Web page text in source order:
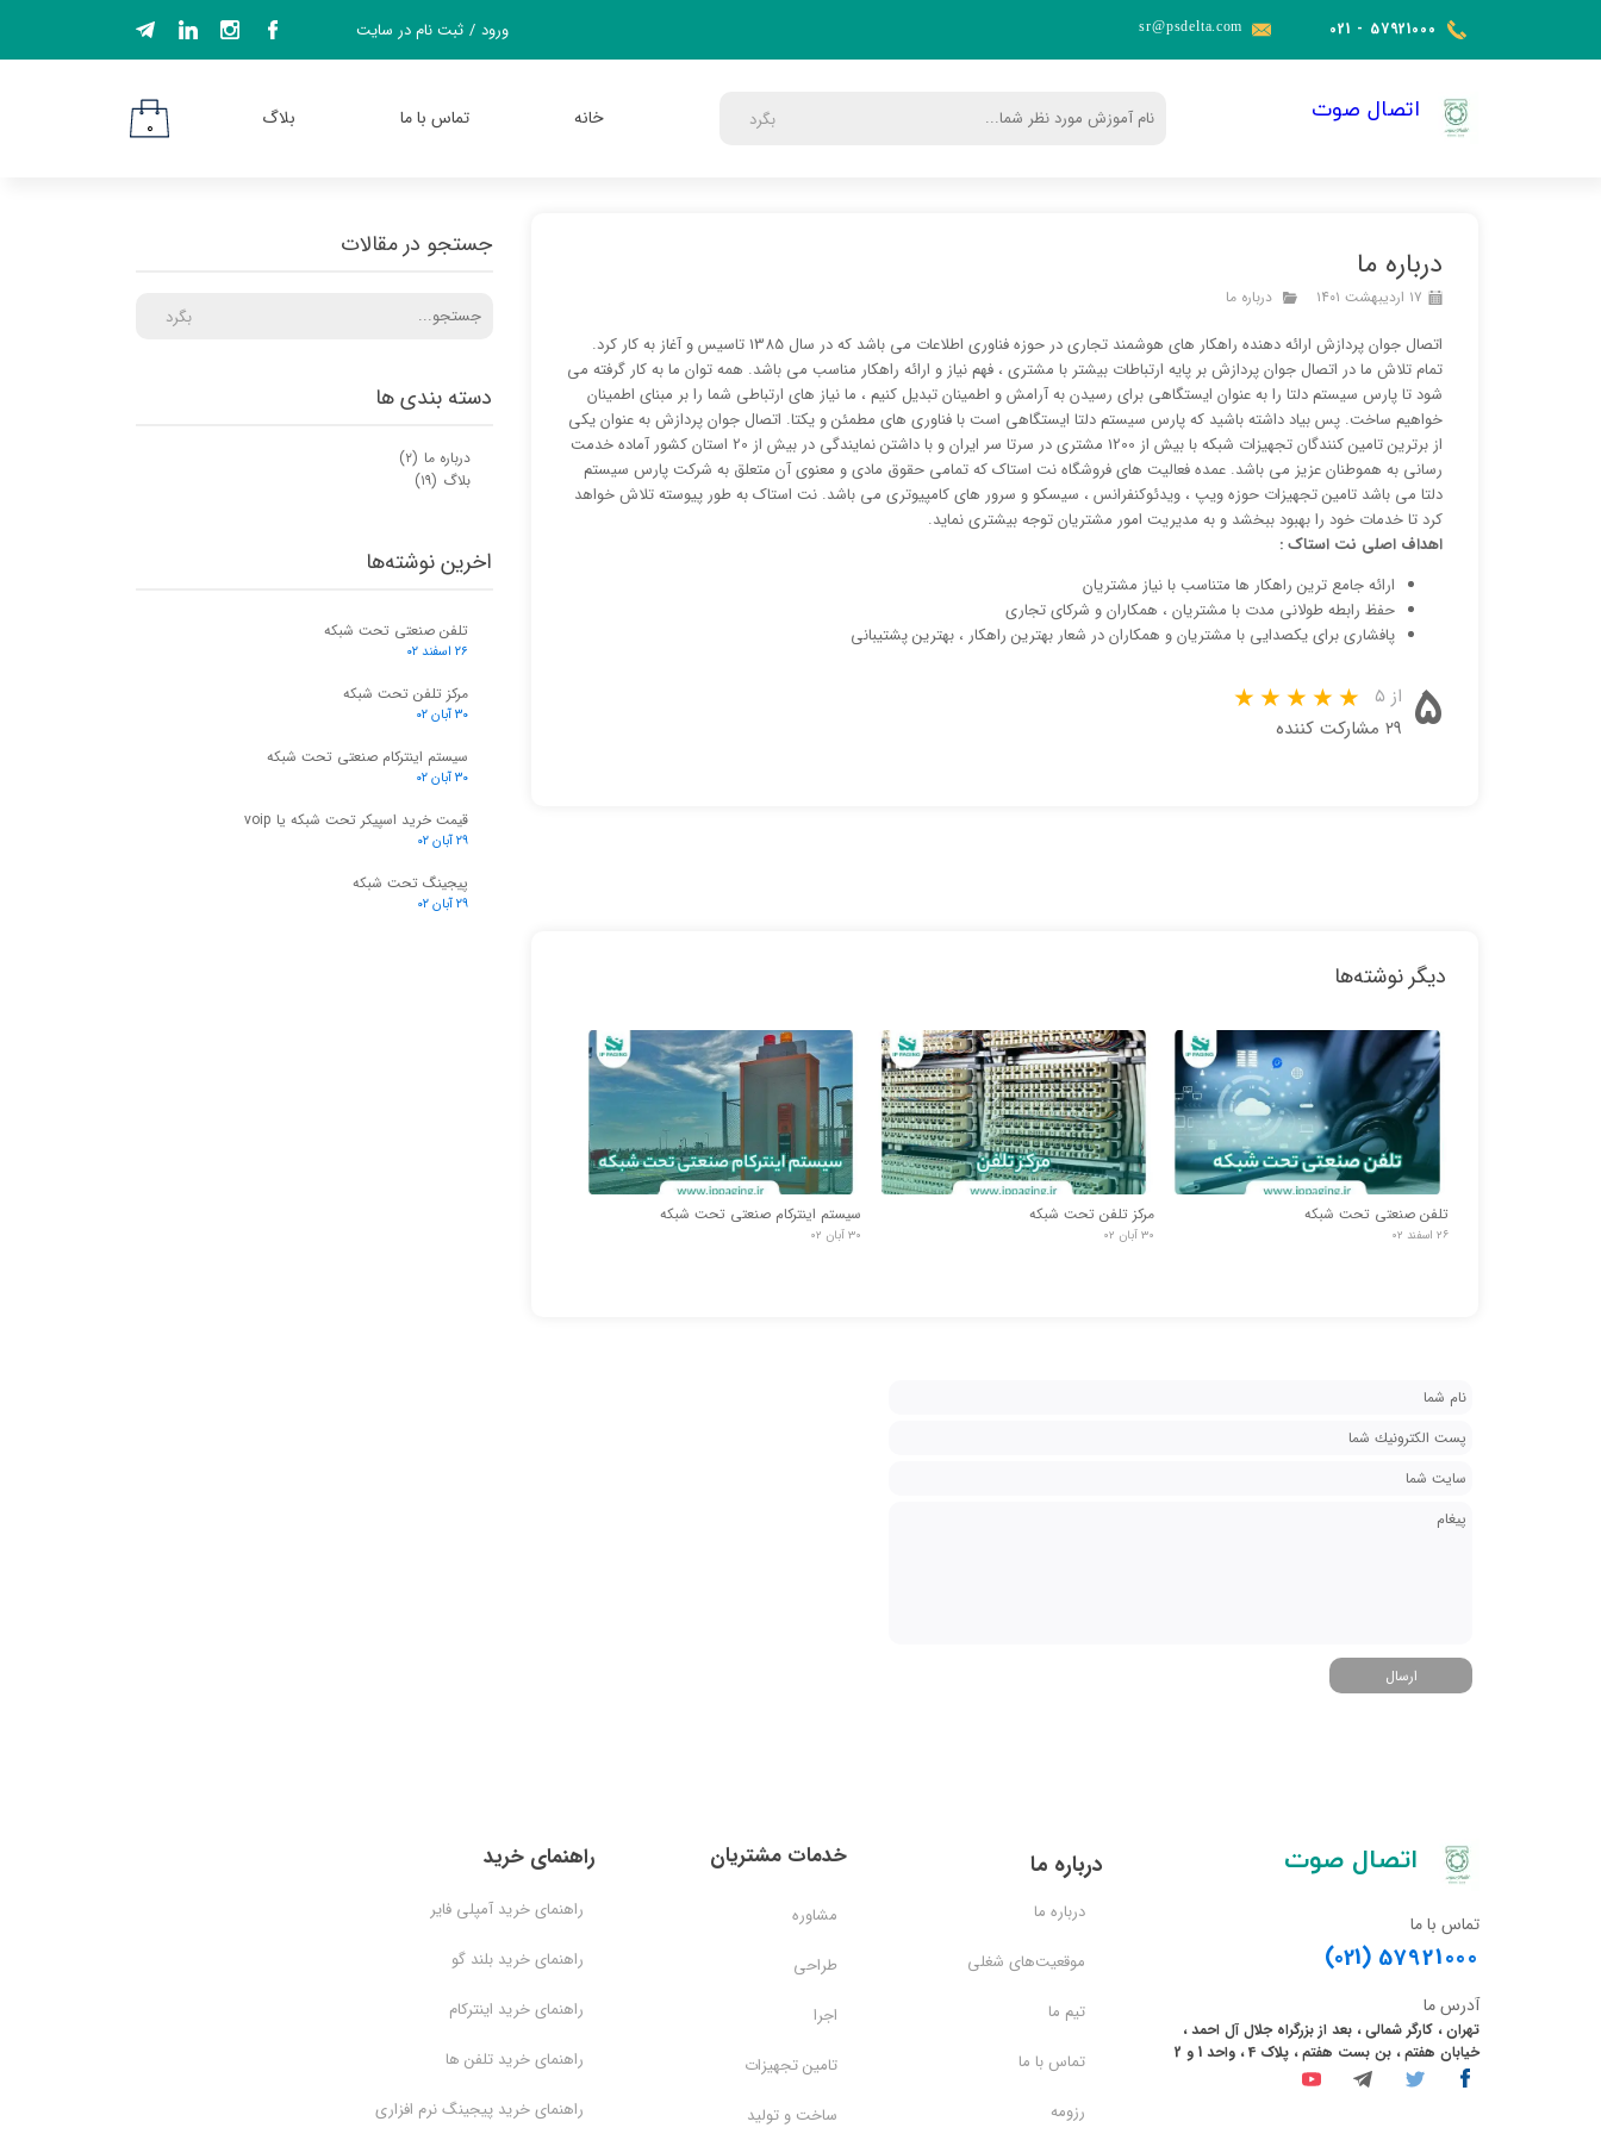
021 - 57921000​​​​​​​
sr@psdelta.com ورود / ثبت نام در سایت
تغییر گذر واژه
کاربری
​اتصال صوت خانه تماس با ما بلاگ ۰ بگرد
درباره ما
۱۷ اردیبهشت ۱۴۰۱ درباره ما
اتصال جوان پردازش ارائه دهنده راهکار های هوشمند تجاری در حوزه فناوری اطلاعات می باشد که در سال 1385 تاسیس و آغاز به کار کرد.
تمام تلاش ما در اتصال جوان پردازش بر پایه ارتباطات بیشتر با مشتری ، فهم نیاز و ارائه راهکار مناسب می باشد. همه توان ما به کار گرفته می
شود تا پارس سیستم دلتا را به عنوان ایستگاهی برای رسیدن به آرامش و اطمینان تبدیل کنیم ، ما نیاز های ارتباطی شما را بر مبنای اطمینان
خواهیم ساخت. پس بیاد داشته باشید که پارس سیستم دلتا ایستگاهی است با فناوری های مطمئن و یکتا. اتصال جوان پردازش به عنوان یکی
از برترین تامین کنندگان تجهیزات شبکه با بیش از 1200 مشتری در سرتا سر ایران و با داشتن نمایندگی در بیش از 20 استان کشور آماده خدمت
رسانی به هموطنان عزیز می باشد. عمده فعالیت های فروشگاه نت استاک که تمامی حقوق مادی و معنوی آن متعلق به شرکت پارس سیستم
دلتا می باشد تامین تجهیزات حوزه ویپ ، ویدئوکنفرانس ، سیسکو و سرور های کامپیوتری می باشد. نت استاک به طور پیوسته تلاش خواهد
کرد تا خدمات خود را بهبود ببخشد و به مدیریت امور مشتریان توجه بیشتری نماید.
اهداف اصلی نت استاک :
ارائه جامع ترین راهکار ها متناسب با نیاز مشتریان
حفظ رابطه طولانی مدت با مشتریان ، همکاران و شرکای تجاری
پافشاری برای یکصدایی با مشتریان و همکاران در شعار بهترین راهکار ، بهترین پشتیبانی
۵ از ۵
۲۹ مشارکت کننده
دسته بندی ها
درباره ما (۲)
بلاگ (۱۹)
جستجو در مقالات
بگرد
اخرین نوشته‌ها
تلفن صنعتی تحت شبکه
۲۶ اسفند ۰۲
مرکز تلفن تحت شبکه
۳۰ آبان ۰۲
سیستم اینترکام صنعتی تحت شبکه
۳۰ آبان ۰۲
قیمت خرید اسپیکر تحت شبکه یا voip
۲۹ آبان ۰۲
پیجینگ تحت شبکه
۲۹ آبان ۰۲
دیگر نوشته‌ها
تلفن صنعتی تحت شبکه
۲۶ اسفند ۰۲
مرکز تلفن تحت شبکه
۳۰ آبان ۰۲
سیستم اینترکام صنعتی تحت شبکه
۳۰ آبان ۰۲
ارسال
​اتصال صوت
تماس با ما
(021) 57921000
آدرس ما
تهران ، کارگر شمالی ، بعد از بزرگراه جلال آل احمد ،
خیابان هفتم ، بن بست هفتم ، پلاک 4 ، واحد 1 و 2
درباره ما
موقعیت‌های شغلی
تیم ما
تماس با ما
رزومه
درباره ما راهنمای خرید
راهنمای خرید آمپلی فایر
راهنمای خرید بلند گو
راهنمای خرید اینترکام
راهنمای خرید تلفن ها
راهنمای خرید پیجینگ نرم افزاری
خدمات مشتریان
مشاوره
طراحی
اجرا
تامین تجهیزات
ساخت و تولید